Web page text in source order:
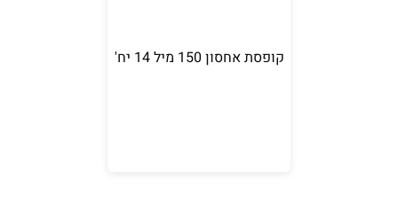
קופסת אחסון 150 מיל 14 יח'